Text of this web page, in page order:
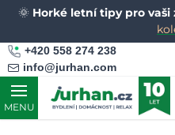
🌞 Horké letní tipy pro
+420 558 274 238
info@jurhan.com
MENU